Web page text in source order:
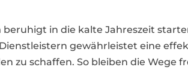
in die kalte Jahreszeit
gewährleistet eine
zu schaffen. So bleiben die Wege